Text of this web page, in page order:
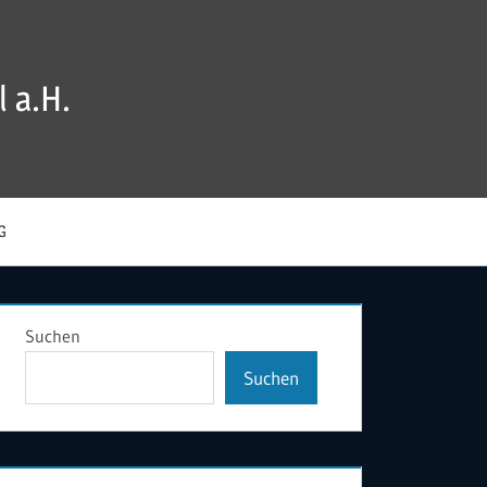
a.H.
Suchen
Suchen